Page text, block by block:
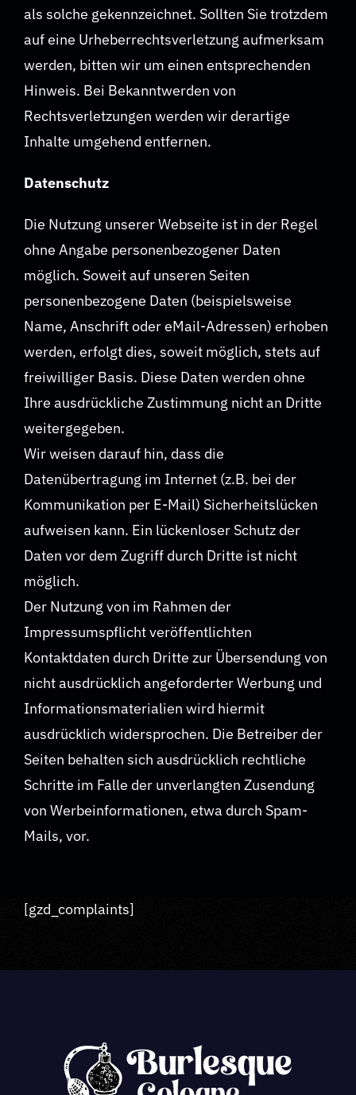
als solche gekennzeichnet. Sollten Sie trotzdem
auf eine Urheberrechtsverletzung aufmerksam
werden, bitten wir um einen entsprechenden
Hinweis. Bei Bekanntwerden von
Rechtsverletzungen werden wir derartige
Inhalte umgehend entfernen.
Datenschutz
Die Nutzung unserer Webseite ist in der Regel
ohne Angabe personenbezogener Daten
möglich. Soweit auf unseren Seiten
personenbezogene Daten (beispielsweise
Name, Anschrift oder eMail-Adressen) erhoben
werden, erfolgt dies, soweit möglich, stets auf
freiwilliger Basis. Diese Daten werden ohne
Ihre ausdrückliche Zustimmung nicht an Dritte
weitergegeben.
Wir weisen darauf hin, dass die
Datenübertragung im Internet (z.B. bei der
Kommunikation per E-Mail) Sicherheitslücken
aufweisen kann. Ein lückenloser Schutz der
Daten vor dem Zugriff durch Dritte ist nicht
möglich.
Der Nutzung von im Rahmen der
Impressumspflicht veröffentlichten
Kontaktdaten durch Dritte zur Übersendung von
nicht ausdrücklich angeforderter Werbung und
Informationsmaterialien wird hiermit
ausdrücklich widersprochen. Die Betreiber der
Seiten behalten sich ausdrücklich rechtliche
Schritte im Falle der unverlangten Zusendung
von Werbeinformationen, etwa durch Spam-
Mails, vor.
[gzd_complaints]